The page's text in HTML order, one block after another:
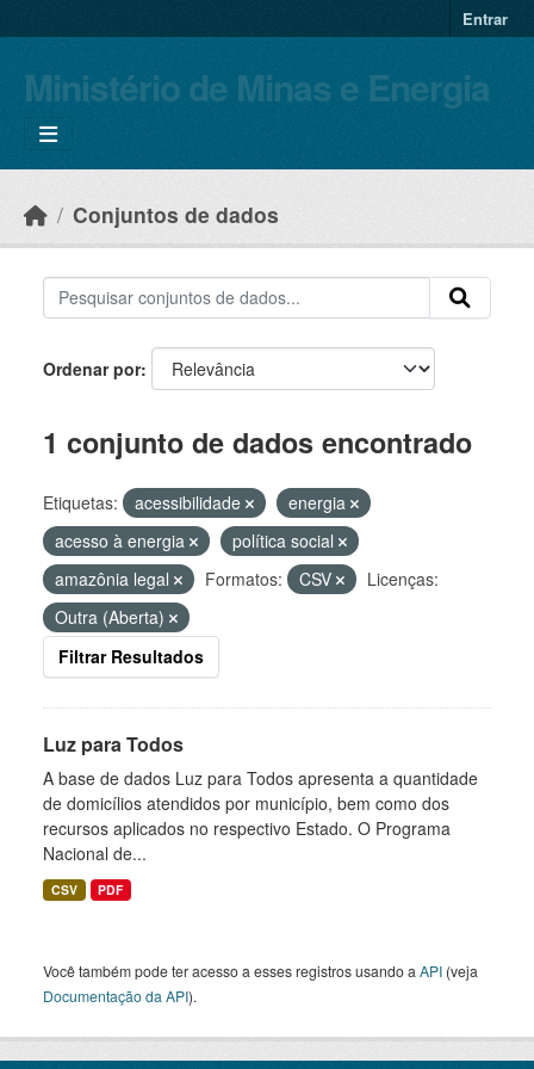
Entrar
Ministério de Minas e Energia
Conjuntos de dados
Ordenar por
1 conjunto de dados encontrado
Etiquetas: acessibilidade
energia
acesso à energia
política social
amazônia legal
Formatos: CSV
Licenças:
Outra (Aberta)
Filtrar Resultados
Luz para Todos
A base de dados Luz para Todos apresenta a quantidade
de domicílios atendidos por município, bem como dos
recursos aplicados no respectivo Estado. O Programa
Nacional de...
CSV PDF
Você também pode ter acesso a esses registros usando a API (veja
Documentação da API).